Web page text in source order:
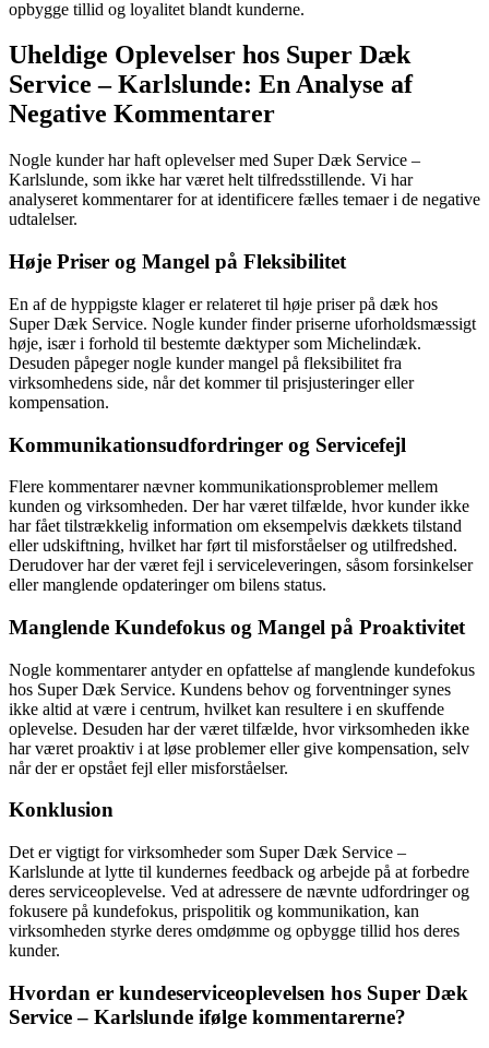
opbygge tillid og loyalitet blandt kunderne.
Uheldige Oplevelser hos Super Dæk
Service – Karlslunde: En Analyse af
Negative Kommentarer
Nogle kunder har haft oplevelser med Super Dæk Service –
Karlslunde, som ikke har været helt tilfredsstillende. Vi har
analyseret kommentarer for at identificere fælles temaer i de negative
udtalelser.
Høje Priser og Mangel på Fleksibilitet
En af de hyppigste klager er relateret til høje priser på dæk hos
Super Dæk Service. Nogle kunder finder priserne uforholdsmæssigt
høje, især i forhold til bestemte dæktyper som Michelindæk.
Desuden påpeger nogle kunder mangel på fleksibilitet fra
virksomhedens side, når det kommer til prisjusteringer eller
kompensation.
Kommunikationsudfordringer og Servicefejl
Flere kommentarer nævner kommunikationsproblemer mellem
kunden og virksomheden. Der har været tilfælde, hvor kunder ikke
har fået tilstrækkelig information om eksempelvis dækkets tilstand
eller udskiftning, hvilket har ført til misforståelser og utilfredshed.
Derudover har der været fejl i serviceleveringen, såsom forsinkelser
eller manglende opdateringer om bilens status.
Manglende Kundefokus og Mangel på Proaktivitet
Nogle kommentarer antyder en opfattelse af manglende kundefokus
hos Super Dæk Service. Kundens behov og forventninger synes
ikke altid at være i centrum, hvilket kan resultere i en skuffende
oplevelse. Desuden har der været tilfælde, hvor virksomheden ikke
har været proaktiv i at løse problemer eller give kompensation, selv
når der er opstået fejl eller misforståelser.
Konklusion
Det er vigtigt for virksomheder som Super Dæk Service –
Karlslunde at lytte til kundernes feedback og arbejde på at forbedre
deres serviceoplevelse. Ved at adressere de nævnte udfordringer og
fokusere på kundefokus, prispolitik og kommunikation, kan
virksomheden styrke deres omdømme og opbygge tillid hos deres
kunder.
Hvordan er kundeserviceoplevelsen hos Super Dæk
Service – Karlslunde ifølge kommentarerne?